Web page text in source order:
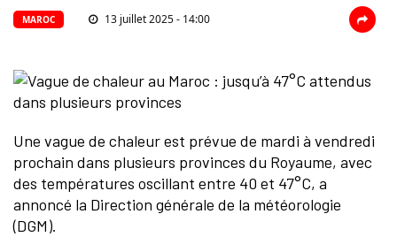
MAROC 13 juillet 2025 - 14:00
Une vague de chaleur est prévue de mardi à vendredi
prochain dans plusieurs provinces du Royaume, avec
des températures oscillant entre 40 et 47°C, a
annoncé la Direction générale de la météorologie
(DGM).